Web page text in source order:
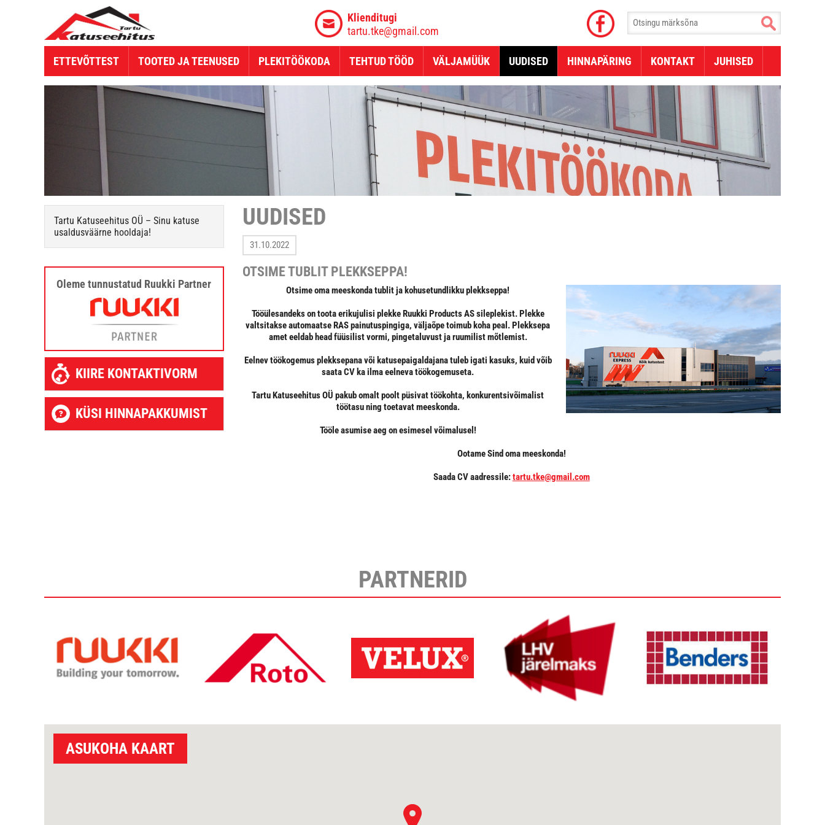
Klienditugi
tartu.tke@gmail.com
ETTEVÕTTEST TOOTED JA TEENUSED PLEKITÖÖKODA TEHTUD TÖÖD VÄLJAMÜÜK UUDISED HINNAPÄRING KONTAKT JUHISED
Tartu Katuseehitus OÜ – Sinu katuse
usaldusväärne hooldaja!
Oleme tunnustatud Ruukki Partner
KIIRE KONTAKTIVORM
KÜSI HINNAPAKKUMIST
UUDISED
31.10.2022
OTSIME TUBLIT PLEKKSEPPA!
Otsime oma meeskonda tublit ja kohusetundlikku plekkseppa!
Tööülesandeks on toota erikujulisi plekke Ruukki Products AS sileplekist. Plekke
valtsitakse automaatse RAS painutuspingiga, väljaõpe toimub koha peal. Plekksepa
amet eeldab head füüsilist vormi, pingetaluvust ja ruumilist mõtlemist.
Eelnev töökogemus plekksepana või katusepaigaldajana tuleb igati kasuks, kuid võib
saata CV ka ilma eelneva töökogemuseta.
Tartu Katuseehitus OÜ pakub omalt poolt püsivat töökohta, konkurentsivõimalist
töötasu ning toetavat meeskonda.
Tööle asumise aeg on esimesel võimalusel!
Ootame Sind oma meeskonda!
Saada CV aadressile:tartu.tke@gmail.com
PARTNERID
ASUKOHA KAART